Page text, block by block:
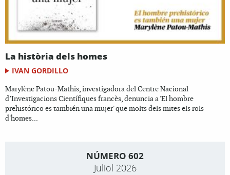
La història dels homes
IVAN GORDILLO
Marylène Patou-Mathis, investigadora del Centre Nacional
d’Investigacions Científiques francès, denuncia a 'El hombre
prehistórico es también una mujer' que molts dels mites els rols
d'homes...
NÚMERO 602
Juliol 2026